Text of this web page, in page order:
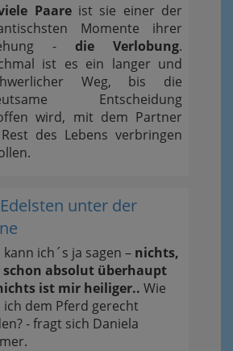
Paareist sie einer der
Momente ihrer
- die Verlobung.
ist es ein langer und
Weg, bis die
Entscheidung
wird, mit dem Partner
des Lebens verbringen
unter der
kann ich´s ja sagen – nichts,
schon absolut überhaupt
ist mir heiliger.. Wie
ich dem Pferd gerecht
- fragt sich Daniela